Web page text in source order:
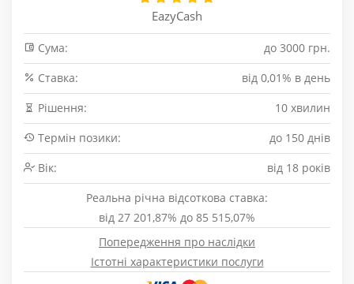
EazyCash
Сума:
до 3000 грн.
Cтавка:
від 0,01% в день
Рішення:
10 хвилин
Термін позики:
до 150 днів
Вік:
від 18 років
Реальна річна відсоткова ставка:
від 27 201,87% до 85 515,07%
Попередження про наслідки
Істотні характеристики послуги